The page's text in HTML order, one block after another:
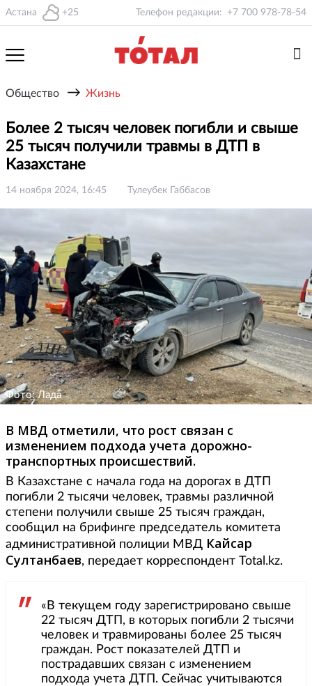
Астана +25 Телефон редакции: +7 700 978-78-54
Общество → Жизнь
Более 2 тысяч человек погибли и свыше
25 тысяч получили травмы в ДТП в
Казахстане
14 ноября 2024, 16:45 Тулеубек Габбасов
Фото: Лада
В МВД отметили, что рост связан с
изменением подхода учета дорожно-
транспортных происшествий.
В Казахстане с начала года на дорогах в ДТП
погибли 2 тысячи человек, травмы различной
степени получили свыше 25 тысяч граждан,
сообщил на брифинге председатель комитета
административной полиции МВД Кайсар
Султанбаев, передает корреспондент Total.kz.
«В текущем году зарегистрировано свыше
22 тысяч ДТП, в которых погибли 2 тысячи
человек и травмированы более 25 тысяч
граждан. Рост показателей ДТП и
пострадавших связан с изменением
подхода учета ДТП. Сейчас учитываются